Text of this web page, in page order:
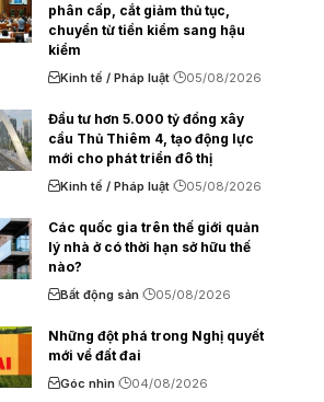
phân cấp, cắt giảm thủ tục,
chuyển từ tiền kiểm sang hậu
kiểm
Kinh tế / Pháp luật 05/08/2026
Đầu tư hơn 5.000 tỷ đồng xây
cầu Thủ Thiêm 4, tạo động lực
mới cho phát triển đô thị
Kinh tế / Pháp luật 05/08/2026
Các quốc gia trên thế giới quản
lý nhà ở có thời hạn sở hữu thế
nào?
Bất động sản 05/08/2026
Những đột phá trong Nghị quyết
mới về đất đai
Góc nhìn 04/08/2026